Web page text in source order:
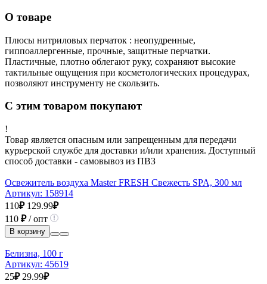
О товаре
Плюсы нитриловых перчаток : неопудренные,
гиппоаллергенные, прочные, защитные перчатки.
Пластичные, плотно облегают руку, сохраняют высокие
тактильные ощущения при косметологических процедурах,
позволяют инструменту не скользить.
С этим товаром покупают
!
Товар является опасным или запрещенным для передачи
курьерской службе для доставки и/или хранения. Доступный
способ доставки - самовывоз из ПВЗ
Освежитель воздуха Master FRESH Свежесть SPA, 300 мл
Артикул: 158914
110₽ 129.99₽
110 ₽/ опт
В корзину
Белизна, 100 г
Артикул: 45619
25₽ 29.99₽